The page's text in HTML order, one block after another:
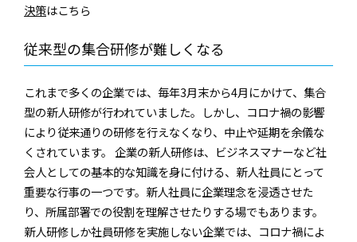
決策はこちら
従来型の集合研修が難しくなる
これまで多くの企業では、毎年3月末から4月にかけて、集合
型の新人研修が行われていました。しかし、コロナ禍の影響
により従来通りの研修を行えなくなり、中止や延期を余儀な
くされています。 企業の新人研修は、ビジネスマナーなど社
会人としての基本的な知識を身に付ける、新人社員にとって
重要な行事の一つです。新人社員に企業理念を浸透させた
り、所属部署での役割を理解させたりする場でもあります。
新人研修しか社員研修を実施しない企業では、コロナ禍によ